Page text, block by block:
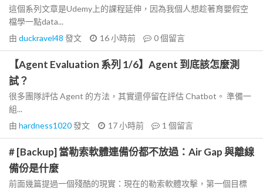
這個系列文章是Udemy上的課程延伸，因為我個人想趁著育嬰假空
檔學一點data...
由 duckravel48 發文 16 小時前 0個留言
【Agent Evaluation 系列 1/6】Agent 到底該怎麼測
試？
很多團隊評估 Agent 的方法，其實還停留在評估 Chatbot。 準備一
組...
由 hardness1020發文 17 小時前 1 個留言
# [Backup] 當勒索軟體連備份都不放過：Air Gap 與離線
備份是什麼
前面幾篇提過一個殘酷的現實：現在的勒索軟體攻擊，第一個目標